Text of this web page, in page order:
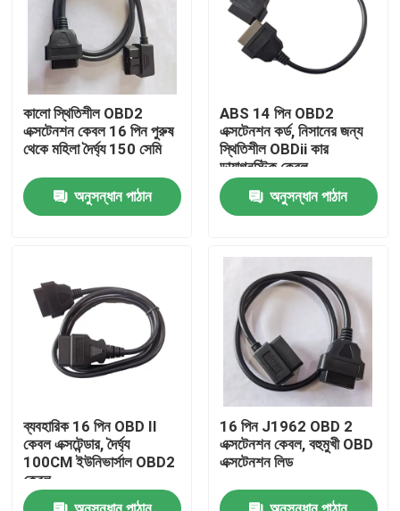
পণ্য
আমাদের সম্পর্কে
কারখানা ভ্রমণ
মান নিয়ন্ত্রণ
উদ্ধৃতির জন্য আবেদন
OBD2 সংযোগকারী তারের
OBD2 এক্সটেনশন কেবল
কালো স্থিতিশীল OBD2
এক্সটেনশন কেবল 16 পিন পুরুষ
থেকে মহিলা দৈর্ঘ্য 150 সেমি
অনুসন্ধান পাঠান
ABS 14 পিন OBD2
এক্সটেনশন কর্ড, নিসানের জন্য
স্থিতিশীল OBDii কার
ডায়াগনস্টিক কেবল
অনুসন্ধান পাঠান
ব্যবহারিক 16 পিন OBD II
কেবল এক্সটেন্ডার, দৈর্ঘ্য
100CM ইউনিভার্সাল OBD2
কেবল
16 পিন J1962 OBD 2
এক্সটেনশন কেবল, বহুমুখী OBD
এক্সটেনশন লিড